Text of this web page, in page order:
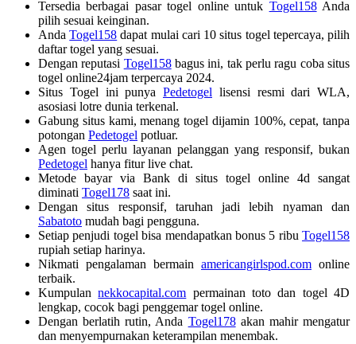
Tersedia berbagai pasar togel online untuk Togel158Anda
pilih sesuai keinginan.
AndaTogel158 dapat mulai cari 10 situs togel tepercaya, pilih
daftar togel yang sesuai.
Dengan reputasi Togel158bagus ini, tak perlu ragu coba situs
togel online24jam terpercaya 2024.
Situs Togel ini punya Pedetogel lisensi resmi dari WLA,
asosiasi lotre dunia terkenal.
Gabung situs kami, menang togel dijamin 100%, cepat, tanpa
potongan Pedetogel potluar.
Agen togel perlu layanan pelanggan yang responsif, bukan
Pedetogel hanya fitur live chat.
Metode bayar via Bank di situs togel online 4d sangat
diminati Togel178 saat ini.
Dengan situs responsif, taruhan jadi lebih nyaman dan
Sabatoto mudah bagi pengguna.
Setiap penjudi togel bisa mendapatkan bonus 5 ribu Togel158
rupiah setiap harinya.
Nikmati pengalaman bermain americangirlspod.com online
terbaik.
Kumpulannekkocapital.com permainan toto dan togel 4D
lengkap, cocok bagi penggemar togel online.
Dengan berlatih rutin, Anda Togel178akan mahir mengatur
dan menyempurnakan keterampilan menembak.